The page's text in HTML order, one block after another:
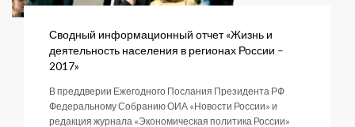
Сводный информационный отчет «Жизнь и
деятельность населения в регионах России –
2017»
В преддверии Ежегодного Послания Президента РФ
Федеральному Собранию ОИА «Новости России» и
редакция журнала «Экономическая политика России»